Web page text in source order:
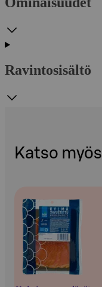
Ravintosisältö
Katso myös